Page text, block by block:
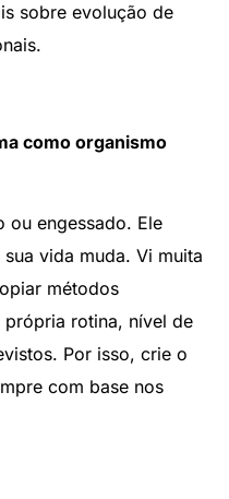
sobre evolução de
como organismo
ou engessado. Ele
vida muda. Vi muita
métodos
rotina, nível de
Por isso, crie o
com base nos